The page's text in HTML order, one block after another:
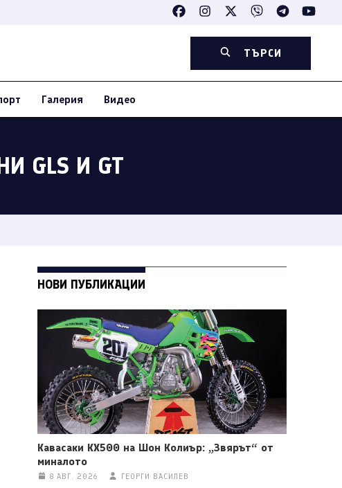
ТЪРСИ
Галерия Видео
GLS И GT
НОВИ ПУБЛИКАЦИИ
Кавасаки KX500 на Шон Колиър: „Звярът“ от
миналото
8 АВГ. 2026 ГЕОРГИ ВАСИЛЕВ